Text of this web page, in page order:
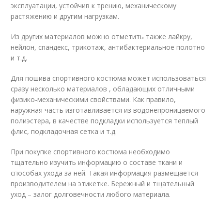
эксплуатации, устойчив к трению, механическому
растяжению и другим нагрузкам.
Из других материалов можно отметить также лайкру,
нейлон, спандекс, трикотаж, антибактериальное полотно
и т.д.
Для пошива спортивного костюма может использоваться
сразу несколько материалов , обладающих отличными
физико-механическими свойствами. Как правило,
наружная часть изготавливается из водонепроницаемого
полиэстера, в качестве подкладки используется теплый
флис, подкладочная сетка и т.д.
При покупке спортивного костюма необходимо
тщательно изучить информацию о составе ткани и
способах ухода за ней. Такая информация размещается
производителем на этикетке. Бережный и тщательный
уход – залог долговечности любого материала.